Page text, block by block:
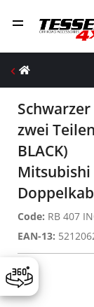
zwei
BLACK)
Mitsubishi
Code: RB 407
EAN-13: